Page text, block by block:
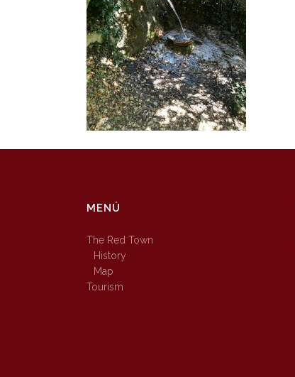
MENÚ
The Red Town
History
Map
Tourism